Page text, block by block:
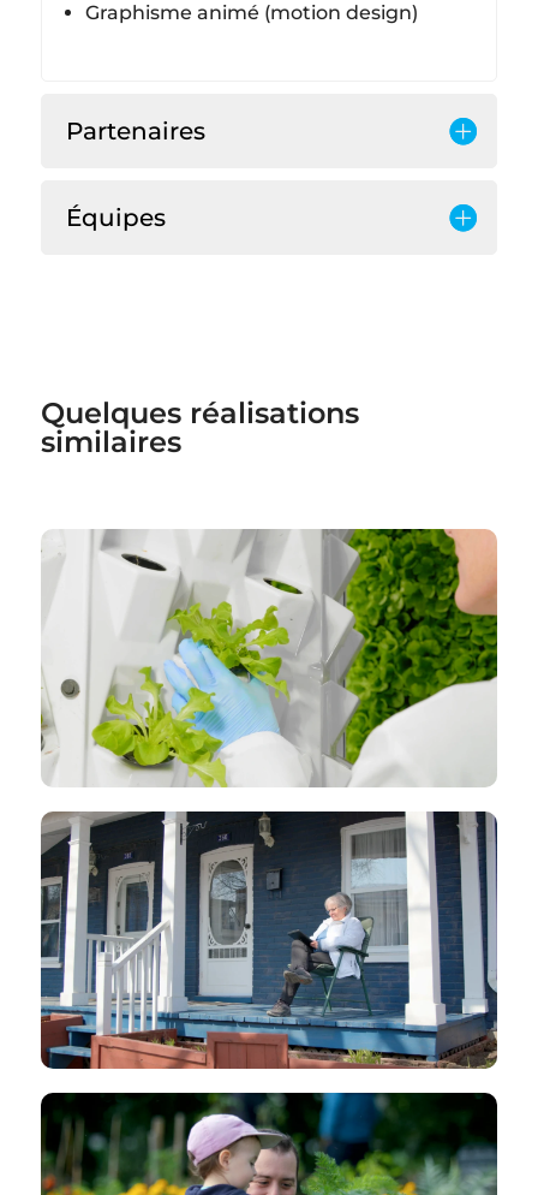
Graphisme animé (motion design)
Partenaires
Équipes
Quelques réalisations
similaires
Agreo – La culture aéroponique qui
élève les standards
VIDÉO DE COMMERCIALISATION
Agreo – Jardin rotatif
Place Carpe Diem – Pour vivre et
vieillir chez-soi!
VIDÉO DE SENSIBILISATION
Maison Carpe Diem
Comité de développement social de la
Ville de Trois-Rivières
FILM DE SENSIBILISATION